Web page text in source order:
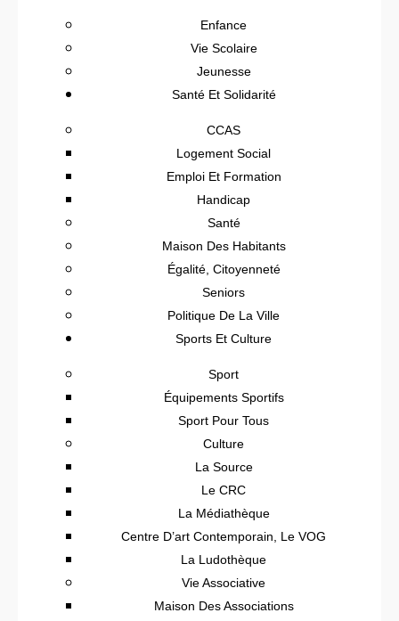
Enfance
Vie Scolaire
Jeunesse
Santé Et Solidarité
CCAS
Logement Social
Emploi Et Formation
Handicap
Santé
Maison Des Habitants
Égalité, Citoyenneté
Seniors
Politique De La Ville
Sports Et Culture
Sport
Équipements Sportifs
Sport Pour Tous
Culture
La Source
Le CRC
La Médiathèque
Centre D’art Contemporain, Le VOG
La Ludothèque
Vie Associative
Maison Des Associations